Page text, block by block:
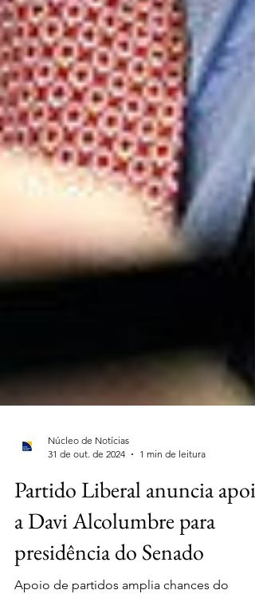
Núcleo de Notícias
31 de out. de 2024
1 min de leitura
Partido Liberal anuncia apoio